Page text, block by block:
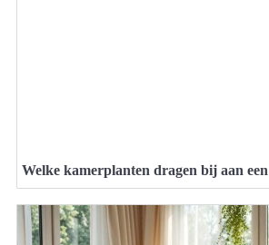
Welke kamerplanten dragen bij aan